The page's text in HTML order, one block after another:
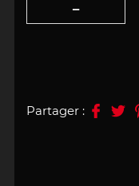
Partager :